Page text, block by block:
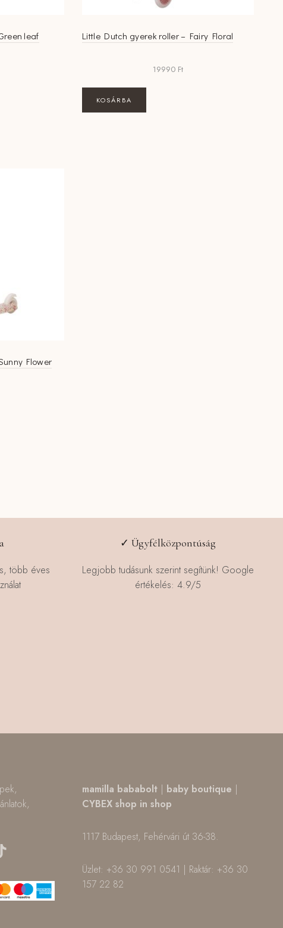
leaf Little Dutch gyerek roller – Fairy Floral
19990 Ft
KOSÁRBA
Flower
több éves
✓ Ügyfélközpontúság
Legjobb tudásunk szerint segítünk! Google
értékelés: 4.9/5
mamilla bababolt | baby boutique |
CYBEX shop in shop
1117 Budapest, Fehérvári út 36-38.
Üzlet: +36 30 991 0541 | Raktár: +36 30
157 22 82